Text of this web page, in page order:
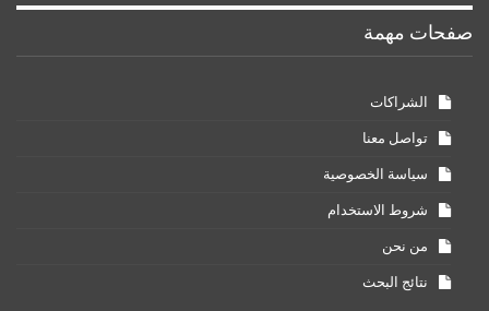
صفحات مهمة
الشراكات
تواصل معنا
سياسة الخصوصية
شروط الاستخدام
من نحن
نتائج البحث